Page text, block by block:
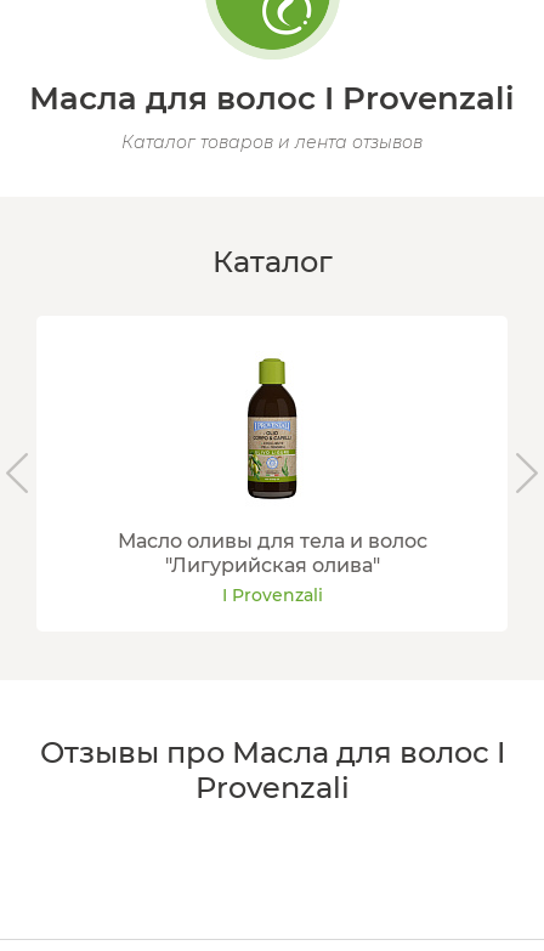
Масла для волос I Provenzali
Каталог товаров и лента отзывов
Каталог
Масло оливы для тела и волос
"Лигурийская олива"
I Provenzali
Отзывы про Масла для волос I
Provenzali